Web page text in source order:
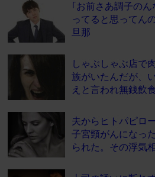
｢お前さあ調子の
ってると思ってん
旦那
しゃぶしゃぶ店で
族がいたんだが、
えと言われ無銭飲
夫からヒトパピロ
子宮頸がんになっ
られた。その浮気